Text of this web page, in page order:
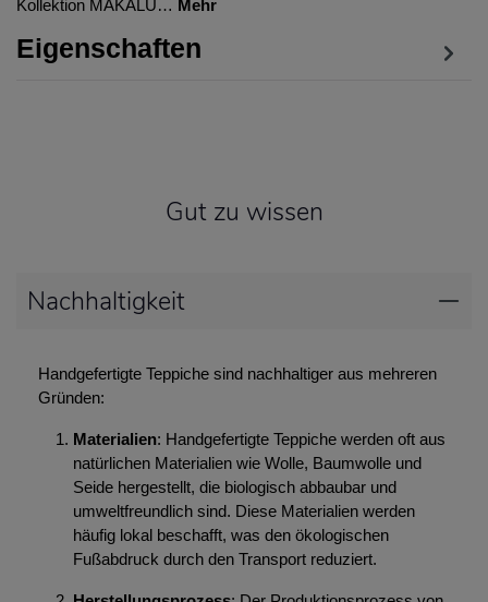
Kollektion MAKALU… Mehr
Eigenschaften
Gut zu wissen
Nachhaltigkeit
Handgefertigte Teppiche sind nachhaltiger aus mehreren
Gründen:
Materialien: Handgefertigte Teppiche werden oft aus
natürlichen Materialien wie Wolle, Baumwolle und
Seide hergestellt, die biologisch abbaubar und
umweltfreundlich sind. Diese Materialien werden
häufig lokal beschafft, was den ökologischen
Fußabdruck durch den Transport reduziert.